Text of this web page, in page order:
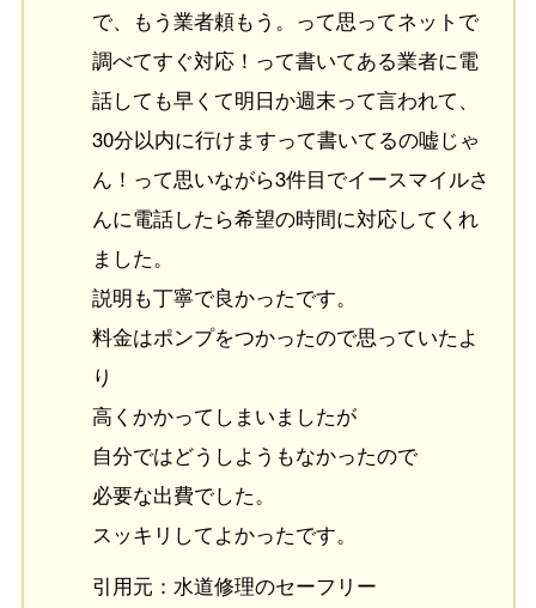
で、もう業者頼もう。って思ってネットで
調べてすぐ対応！って書いてある業者に電
話しても早くて明日か週末って言われて、
30分以内に行けますって書いてるの嘘じゃ
ん！って思いながら3件目でイースマイルさ
んに電話したら希望の時間に対応してくれ
ました。
説明も丁寧で良かったです。
料金はポンプをつかったので思っていたよ
り
高くかかってしまいましたが
自分ではどうしようもなかったので
必要な出費でした。
スッキリしてよかったです。
引用元：水道修理のセーフリー